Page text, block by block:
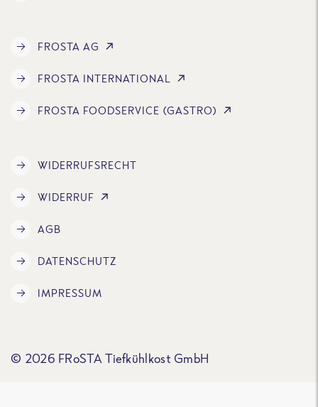
FROSTA AG
FROSTA INTERNATIONAL
FROSTA FOODSERVICE (GASTRO)
WIDERRUFSRECHT
WIDERRUF
AGB
DATENSCHUTZ
IMPRESSUM
© 2026 FRoSTA Tiefkühlkost GmbH